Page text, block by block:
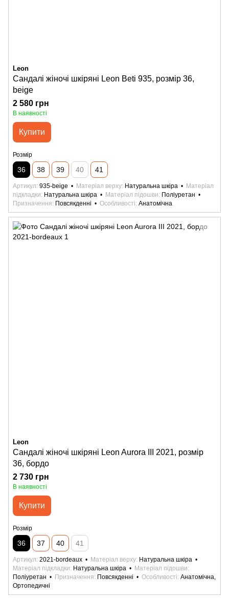
Leon
Сандалі жіночі шкіряні Leon Beti 935, розмір 36,
beige
2 580 грн
В наявності
Купити
Розмір
36 38 39 40 41
Артикул 935-beige Матеріал верху Натуральна шкіра
Матеріал
підкладки
Натуральна шкіра Матеріал підошви
Поліуретан
Призначення
Повсякденні Особливості Анатомічна
Leon
Сандалі жіночі шкіряні Leon Aurora III 2021, розмір
36, бордо
2 730 грн
В наявності
Купити
Розмір
36 37 40 41
Артикул 2021-bordeaux Матеріал верху Натуральна шкіра
Матеріал підкладки
Натуральна шкіра
Матеріал підошви
Поліуретан
Призначення Повсякденні Особливості Анатомічна,
Ортопедичні